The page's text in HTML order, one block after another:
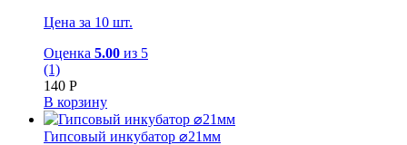
Цена за 10 шт.
Оценка 5.00 из 5
(1)
140 Р
В корзину
Гипсовый инкубатор ⌀21мм